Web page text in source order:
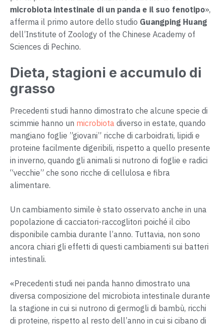
microbiota intestinale di un panda e il suo fenotipo»,
afferma il primo autore dello studio Guangping Huang
dell’Institute of Zoology of the Chinese Academy of
Sciences di Pechino.
Dieta, stagioni e accumulo di
grasso
Precedenti studi hanno dimostrato che alcune specie di
scimmie hanno un microbiota diverso in estate, quando
mangiano foglie ”giovani” ricche di carboidrati, lipidi e
proteine ​​facilmente digeribili, rispetto a quello presente
in inverno, quando gli animali si nutrono di foglie e radici
“vecchie” che sono ricche di cellulosa e fibra
alimentare.
Un cambiamento simile è stato osservato anche in una
popolazione di cacciatori-raccoglitori poiché il cibo
disponibile cambia durante l’anno. Tuttavia, non sono
ancora chiari gli effetti di questi cambiamenti sui batteri
intestinali.
«Precedenti studi nei panda hanno dimostrato una
diversa composizione del microbiota intestinale durante
la stagione in cui si nutrono di germogli di bambù, ricchi
di proteine, rispetto al resto dell’anno in cui si cibano di